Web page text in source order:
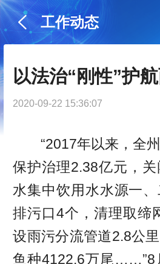
工作动态
以法治“刚性”护
2020-09-22 15:36:07
“2017年以来，全州
保护治理2.38亿元，
水集中饮用水水源一
排污口4个，清理取缔
设雨污分流管道2.8公
鱼种4122.6万尾……”8